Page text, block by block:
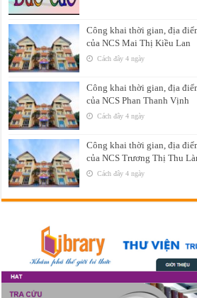
Công khai thời gian, địa
của NCS Mai Thị Kiều Lan
Cách đây 4 ngày
Công khai thời gian, địa
của NCS Phan Thanh Vịnh
Cách đây 4 ngày
Công khai thời gian, địa
của NCS Trương Thị Thu
Cách đây 4 ngày